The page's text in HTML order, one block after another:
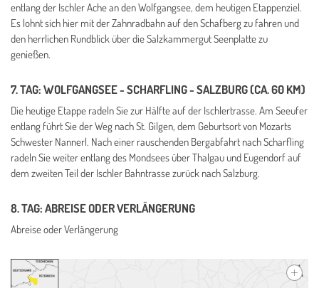
entlang der Ischler Ache an den Wolfgangsee, dem heutigen Etappenziel.
Es lohnt sich hier mit der Zahnradbahn auf den Schafberg zu fahren und
den herrlichen Rundblick über die Salzkammergut Seenplatte zu
genießen.
7. TAG: WOLFGANGSEE - SCHARFLING - SALZBURG (CA. 60 KM)
Die heutige Etappe radeln Sie zur Hälfte auf der Ischlertrasse. Am Seeufer
entlang führt Sie der Weg nach St. Gilgen, dem Geburtsort von Mozarts
Schwester Nannerl. Nach einer rauschenden Bergabfahrt nach Scharfling
radeln Sie weiter entlang des Mondsees über Thalgau und Eugendorf auf
dem zweiten Teil der Ischler Bahntrasse zurück nach Salzburg.
8. TAG: ABREISE ODER VERLÄNGERUNG
Abreise oder Verlängerung